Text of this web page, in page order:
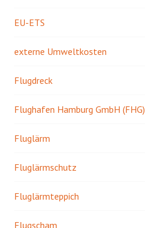
EU-ETS
externe Umweltkosten
Flugdreck
Flughafen Hamburg GmbH (FHG)
Fluglärm
Fluglärmschutz
Fluglärmteppich
Flugscham